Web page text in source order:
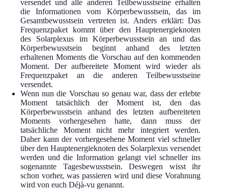
versendet und alle anderen Teilbewusstseine erhalten
die Informationen vom Körperbewusstsein, das im
Gesamtbewusstsein vertreten ist. Anders erklärt: Das
Frequenzpaket kommt über den Hauptenergieknoten
des Solarplexus im Körperbewusstsein an und das
Körperbewusstsein beginnt anhand des letzten
erhaltenen Moments die Vorschau auf den kommenden
Moment. Der aufbereitete Moment wird wieder als
Frequenzpaket an die anderen Teilbewusstseine
versendet.
Wenn nun die Vorschau so genau war, dass der erlebte
Moment tatsächlich der Moment ist, den das
Körperbewusstsein anhand des letzten aufbereiteten
Moments vorhergesehen hatte, dann muss der
tatsächliche Moment nicht mehr integriert werden.
Daher kann der vorhergesehene Moment viel schneller
über den Hauptenergieknoten des Solarplexus versendet
werden und die Information gelangt viel schneller ins
sogenannte Tagesbewusstsein. Deswegen wisst ihr
schon vorher, was passieren wird und diese Vorahnung
wird von euch Déjà-vu genannt.